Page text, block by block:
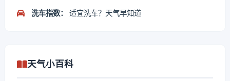
洗车指数： 适宜洗车？天气早知道
天气小百科